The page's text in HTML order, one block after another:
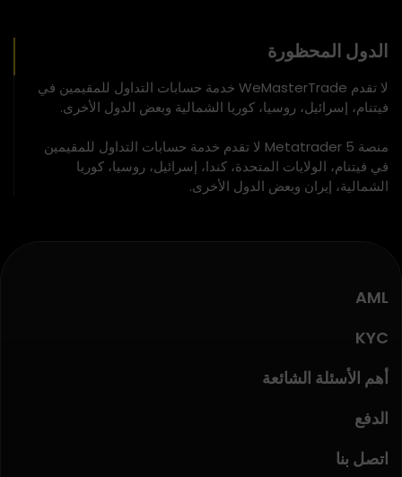
الدول المحظورة
لا تقدم WeMasterTrade خدمة حسابات التداول للمقيمين في
فيتنام، إسرائيل، روسيا، كوريا الشمالية وبعض الدول الأخرى.
منصة Metatrader 5 لا تقدم خدمة حسابات التداول للمقيمين
في فيتنام، الولايات المتحدة، كندا، إسرائيل، روسيا، كوريا
الشمالية، إيران وبعض الدول الأخرى.
AML
KYC
أهم الأسئلة الشائعة
الدفع
اتصل بنا